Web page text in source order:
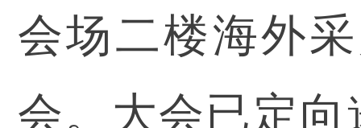
会场二楼海外
会。大会已定